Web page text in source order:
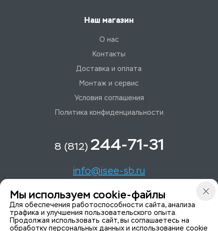
Наш магазин
О нас
Контакты
Доставка и оплата
Монтаж и сервис
Условия соглашения
Политика конфиденциальности
8 (812) 244-71-31
info@isee-sb.ru
Светлановский пр-кт, д. 70, корп. 1
Мы в Telegam
Мы используем cookie-файлы
Для обеспечения работоспособности сайта, анализа
трафика и улучшения пользовательского опыта.
Продолжая использовать сайт, вы соглашаетесь на
обработку персональных данных и использование cookie